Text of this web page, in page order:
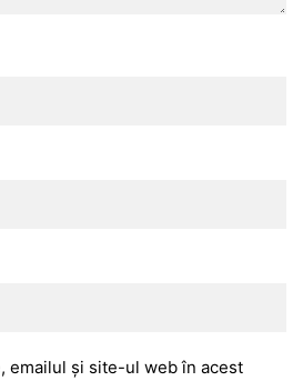
emailul și site-ul web în acest